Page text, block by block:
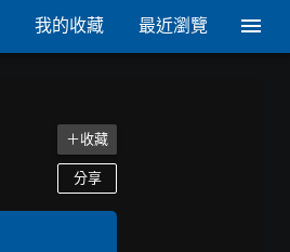
我的收藏 最近瀏覽
＋收藏
分享